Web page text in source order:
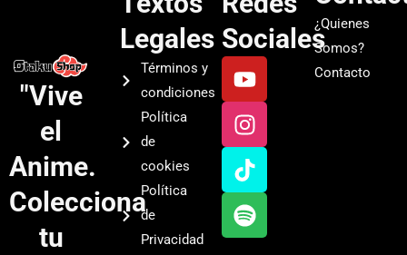
"Vive
el
Anime.
Colecciona
tu
Legales
Términos y
condiciones
Política
de
cookies
Política
de
Privacidad
Sociales
Y
o
u
t
u
b
e
I
n
s
t
a
g
r
a
T
i
k
t
o
k
S
p
o
t
i
f
y
¿Quienes
Somos?
Contacto